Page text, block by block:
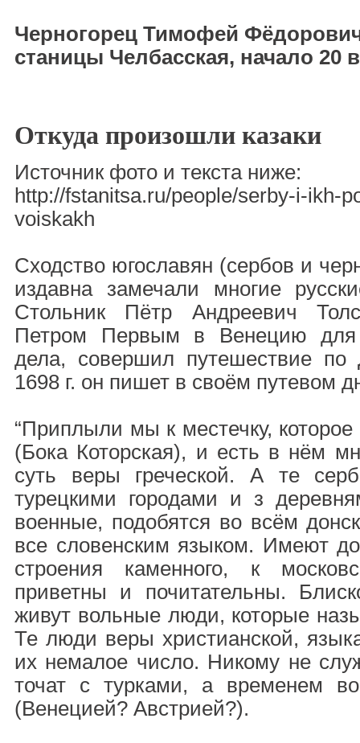
Черногорец Тимофей
станицы Челбасская, начало 20
Откуда произошли казаки
Источник фото и текста ниже:
http://fstanitsa.ru/people/serby-i-ikh-
voiskakh
Сходство югославян (сербов и
издавна замечали многие
Стольник Пётр Андреевич
Петром Первым в Венецию для
дела, совершил путешествие
1698 г. он пишет в своём путевом
“Приплыли мы к местечку,
(Бока Которская), и есть в нём
суть веры греческой. А те
турецкими городами и з
военные, подобятся во всём
все словенским языком. Имеют
строения каменного, к
приветны и почитательны.
живут вольные люди, которые
Те люди веры христианской,
их немалое число. Никому не
точат с турками, а временем
(Венецией? Австрией?).